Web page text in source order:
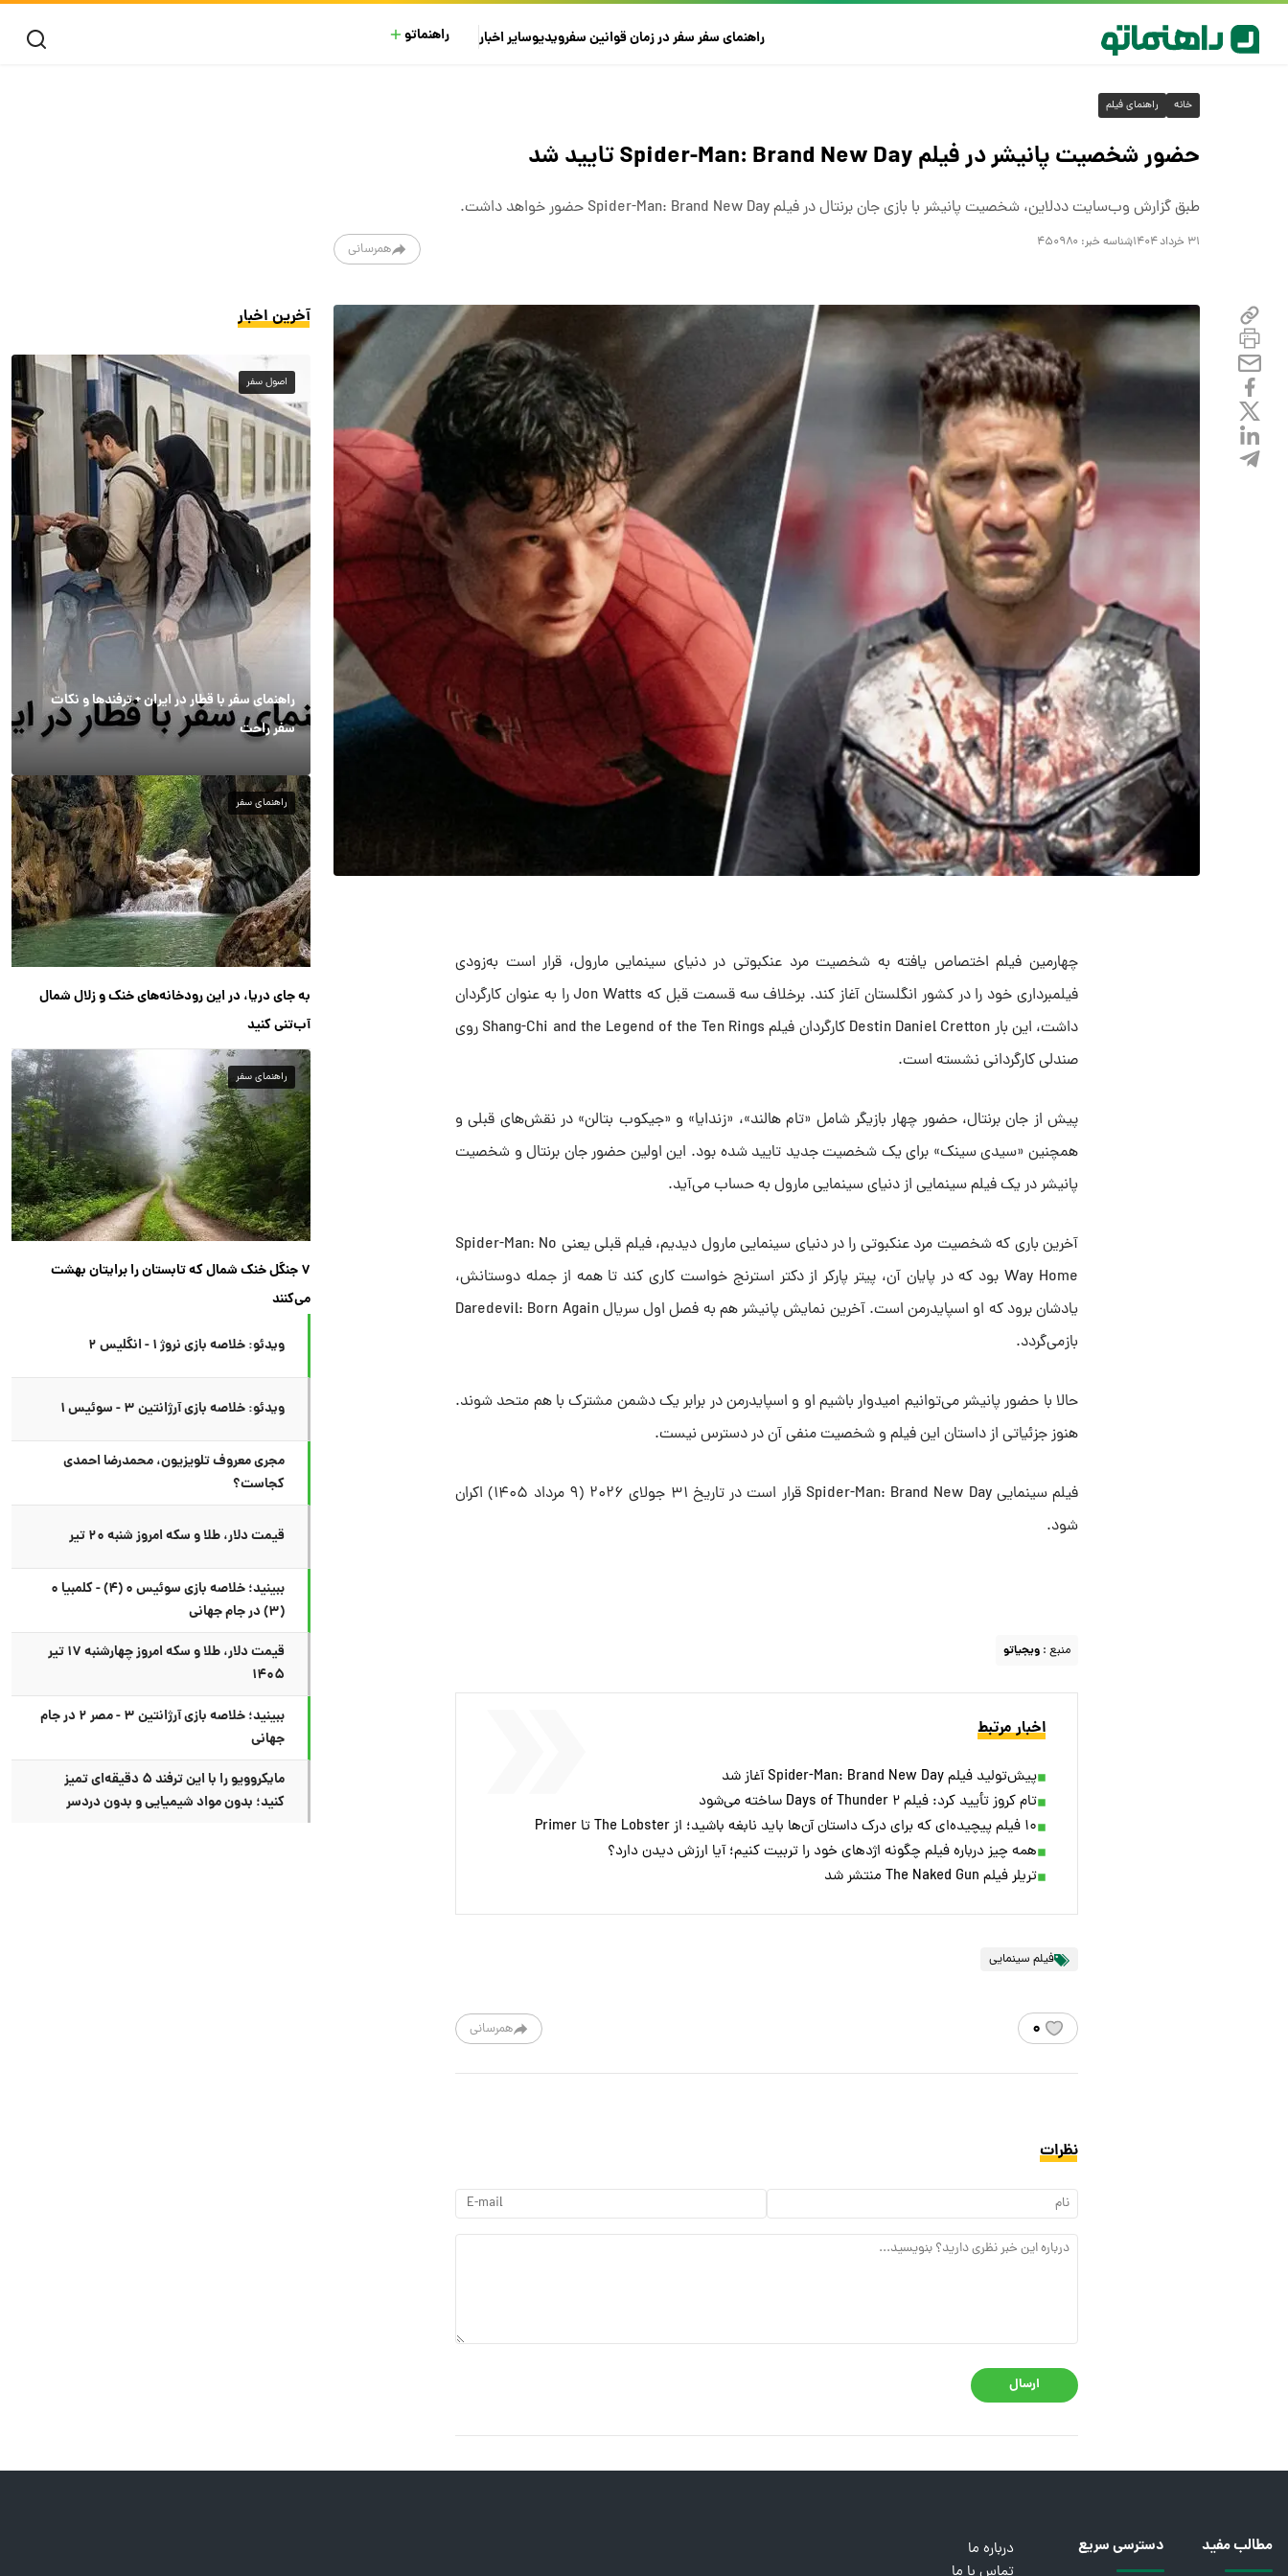
راهنمای سفرسفر در زمانقوانین سفرویدیوسایراخبار راهنماتو
خانه راهنمای فیلم
حضور شخصیت پانیشر در فیلم Spider-Man: Brand New Day تایید شد
طبق گزارش وب‌سایت ددلاین، شخصیت پانیشر با بازی جان برنتال در فیلم Spider-Man: Brand New Day حضور خواهد داشت.
۳۱ خرداد ۱۴۰۴ شناسه خبر: ۴۵۰۹۸۰ همرسانی
چهارمین فیلم اختصاص یافته به شخصیت مرد عنکبوتی در دنیای سینمایی مارول، قرار است به‌زودی
فیلمبرداری خود را در کشور انگلستان آغاز کند. برخلاف سه قسمت قبل که Jon Watts را به عنوان کارگردان
داشت، این بار Destin Daniel Cretton کارگردان فیلم Shang-Chi and the Legend of the Ten Rings روی
صندلی کارگردانی نشسته است.
پیش از جان برنتال، حضور چهار بازیگر شامل «تام هالند»، «زندایا» و «جیکوب بتالن» در نقش‌های قبلی و
همچنین «سیدی سینک» برای یک شخصیت جدید تایید شده بود. این اولین حضور جان برنتال و شخصیت
پانیشر در یک فیلم سینمایی از دنیای سینمایی مارول به حساب می‌آید.
آخرین باری که شخصیت مرد عنکبوتی را در دنیای سینمایی مارول دیدیم، فیلم قبلی یعنی Spider-Man: No
Way Home بود که در پایان آن، پیتر پارکر از دکتر استرنج خواست کاری کند تا همه از جمله دوستانش،
یادشان برود که او اسپایدرمن است. آخرین نمایش پانیشر هم به فصل اول سریال Daredevil: Born Again
بازمی‌گردد.
حالا با حضور پانیشر می‌توانیم امیدوار باشیم او و اسپایدرمن در برابر یک دشمن مشترک با هم متحد شوند.
هنوز جزئیاتی از داستان این فیلم و شخصیت منفی آن در دسترس نیست.
فیلم سینمایی Spider-Man: Brand New Day قرار است در تاریخ ۳۱ جولای ۲۰۲۶ (۹ مرداد ۱۴۰۵)‌ اکران
شود.
منبع : ویجیاتو
اخبار مرتبط
پیش‌تولید فیلم Spider-Man: Brand New Day آغاز شد
تام کروز تأیید کرد: فیلم Days of Thunder ۲ ساخته می‌شود
۱۰ فیلم پیچیده‌ای که برای درک داستان آن‌ها باید نابغه باشید؛ از The Lobster تا Primer
همه چیز درباره فیلم چگونه اژدهای خود را تربیت کنیم؛ آیا ارزش دیدن دارد؟
تریلر فیلم The Naked Gun منتشر شد
فیلم سینمایی
همرسانی ۰
نظرات
ارسال
آخرین اخبار
اصول سفر
راهنمای سفر با قطار در ایران + ترفندها و نکات
سفر راحت
راهنمای سفر
به جای دریا، در این رودخانه‌های خنک و زلال شمال
آب‌تنی کنید
راهنمای سفر
۷ جنگل خنک شمال که تابستان را برایتان بهشت
می‌کنند
ویدئو: خلاصه بازی نروژ ۱ - انگلیس ۲
ویدئو: خلاصه بازی آرژانتین ۳ - سوئیس ۱
مجری معروف تلویزیون، محمدرضا احمدی
کجاست؟
قیمت دلار، طلا و سکه امروز شنبه ۲۰ تیر
ببینید؛ خلاصه بازی سوئیس ۰ (۴) - کلمبیا ۰
(۳) در جام جهانی
قیمت دلار، طلا و سکه امروز چهارشنبه ۱۷ تیر
۱۴۰۵
ببینید؛ خلاصه بازی آرژانتین ۳ - مصر ۲ در جام
جهانی
مایکروویو را با این ترفند ۵ دقیقه‌ای تمیز
کنید؛ بدون مواد شیمیایی و بدون دردسر
مطالب مفید دسترسی سریع
درباره ما